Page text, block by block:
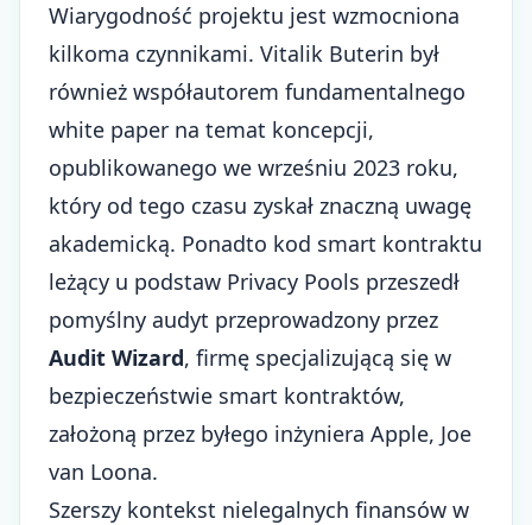
Wiarygodność projektu jest wzmocniona
kilkoma czynnikami. Vitalik Buterin był
również współautorem fundamentalnego
white paper na temat koncepcji,
opublikowanego we wrześniu 2023 roku,
który od tego czasu zyskał znaczną uwagę
akademicką. Ponadto kod smart kontraktu
leżący u podstaw Privacy Pools przeszedł
pomyślny audyt przeprowadzony przez
Audit Wizard, firmę specjalizującą się w
bezpieczeństwie smart kontraktów,
założoną przez byłego inżyniera Apple, Joe
van Loona.
Szerszy kontekst nielegalnych finansów w